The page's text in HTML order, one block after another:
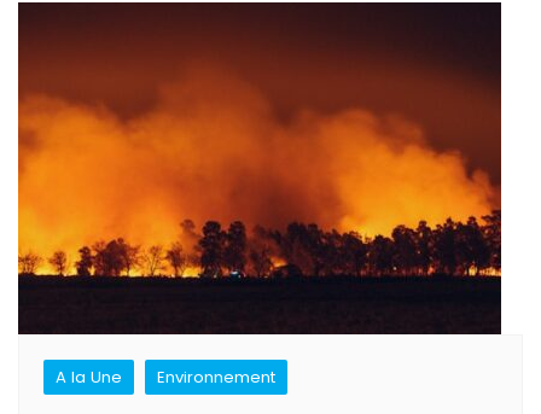
Navigation
de
l’article
A la Une Environnement